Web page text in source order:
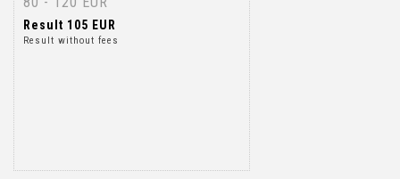
Result 105 EUR
Result without fees